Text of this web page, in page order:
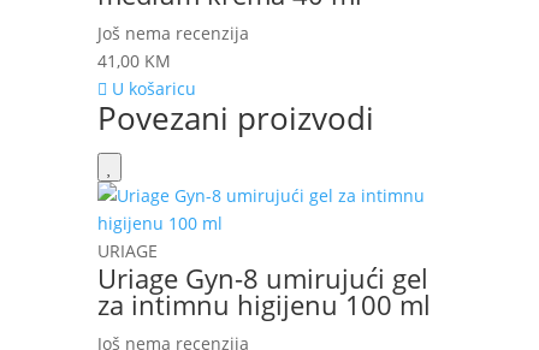
Još nema recenzija
41,00 KM
U košaricu
Povezani proizvodi
URIAGE
Uriage Gyn-8 umirujući gel
za intimnu higijenu 100 ml
Još nema recenzija